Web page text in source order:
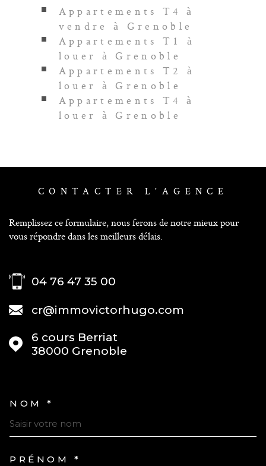
Appartements T4 à
vendre à Grenoble
Appartements T1 à
louer à Grenoble
Appartements T2 à
louer à Grenoble
Appartements T4 à
louer à Grenoble
CONTACTER L'AGENCE
Remplissez ce formulaire, nous ferons de notre mieux pour
vous répondre dans les meilleurs délais.
04 76 47 35 00
cr@immovictorhugo.com
6 cours Berriat
38000
Grenoble
NOM *
PRÉNOM *